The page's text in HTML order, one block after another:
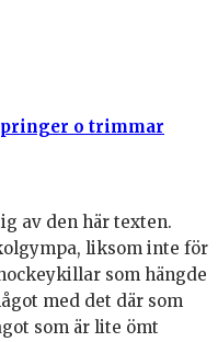
o trimmar
av den här texten.
liksom inte för
som hängde
med det där som
som är lite ömt